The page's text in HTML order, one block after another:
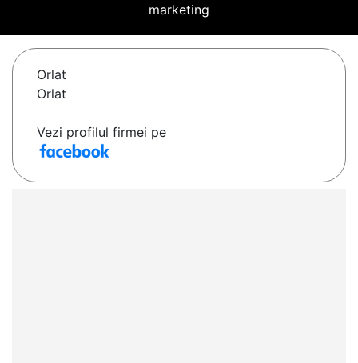
marketing
Orlat
Orlat
Vezi profilul firmei pe